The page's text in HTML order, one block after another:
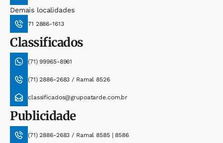
Demais localidades
71 2886-1613
Classificados
(71) 99965-8961
(71) 2886-2683 / Ramal 8526
classificados@grupoatarde.com.br
Publicidade
(71) 2886-2683 / Ramal 8585 | 8586